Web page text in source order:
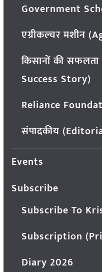
Government
एग्रीकल्चर मशीन
किसानों की
Success Story)
Reliance
संपादकीय
Events
Subscribe
Subscribe To
Subscription
Diary 2026